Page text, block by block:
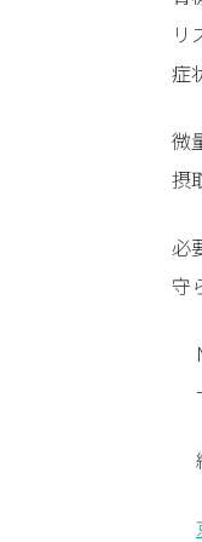
リ
症
微
摂
必
守